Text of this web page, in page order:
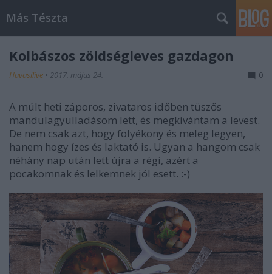
Más Tészta
Kolbászos zöldségleves gazdagon
Havasilive • 2017. május 24. 0
A múlt heti záporos, zivataros időben tüszős
mandulagyulladásom lett, és megkívántam a levest.
De nem csak azt, hogy folyékony és meleg legyen,
hanem hogy ízes és laktató is. Ugyan a hangom csak
néhány nap után lett újra a régi, azért a
pocakomnak és lelkemnek jól esett. :-)